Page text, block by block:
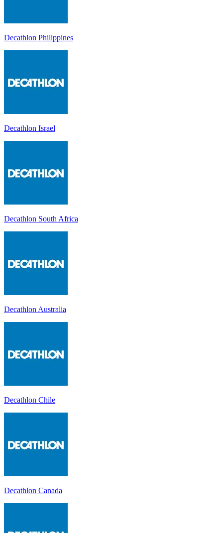
Decathlon Philippines
Decathlon Israel
Decathlon South Africa
Decathlon Australia
Decathlon Chile
Decathlon Canada